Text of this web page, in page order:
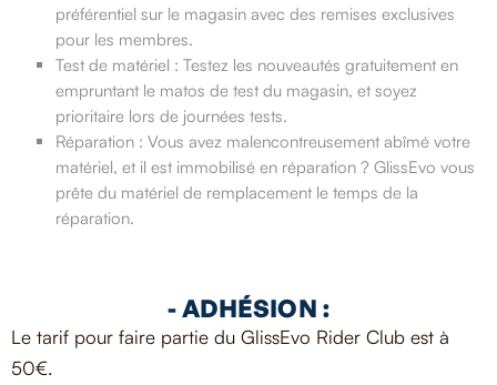
préférentiel sur le magasin avec des remises exclusives
pour les membres.
Test de matériel : Testez les nouveautés gratuitement en
empruntant le matos de test du magasin, et soyez
prioritaire lors de journées tests.
Réparation : Vous avez malencontreusement abîmé votre
matériel, et il est immobilisé en réparation ? GlissEvo vous
prête du matériel de remplacement le temps de la
réparation.
- ADHÉSION :
Le tarif pour faire partie du GlissEvo Rider Club est à
50€.